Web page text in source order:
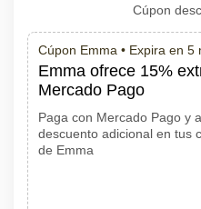
Cúpon
Cúpon Emma • Expira en 5
Emma ofrece 15%
Mercado Pago
Paga con Mercado Pago y
descuento adicional en tus
de Emma